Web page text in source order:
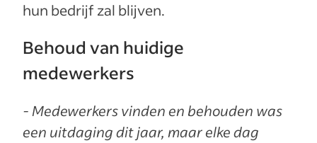
hun bedrijf zal blijven.
Behoud van huidige
medewerkers
- Medewerkers vinden en behouden was
een uitdaging dit jaar, maar elke dag